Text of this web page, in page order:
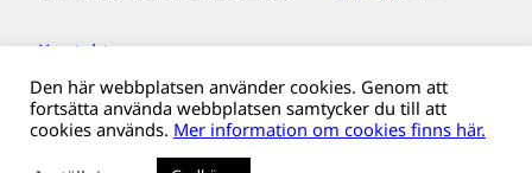
Kontakt
Tillgänglighetsredogöreldse
Om webbplatsen
Behandling av personuppgifter
Den här webbplatsen använder cookies. Genom att
fortsätta använda webbplatsen samtycker du till att
cookies används. Mer information om cookies finns här.